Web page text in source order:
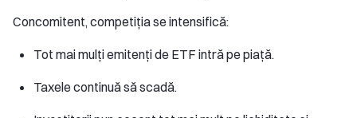
Concomitent, competiția se intensifică:
Tot mai mulți emitenți de ETF intră pe piață.
Taxele continuă să scadă.